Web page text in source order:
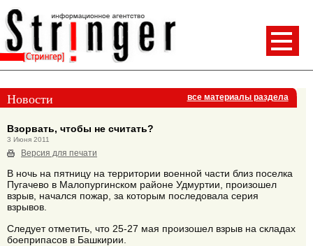
Новости все материалы раздела
Взорвать, чтобы не считать?
3 Июня 2011
Версия для печати
В ночь на пятницу на территории военной части близ поселка
Пугачево в Малопургинском районе Удмуртии, произошел
взрыв, начался пожар, за которым последовала серия
взрывов.
Следует отметить, что 25-27 мая произошел взрыв на складах
боеприпасов в Башкирии.